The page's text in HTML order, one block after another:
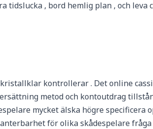
, bord hemlig plan , och
kontrollerar . Det online
metod och kontoutdrag
mycket älska högre
för olika skådespelare